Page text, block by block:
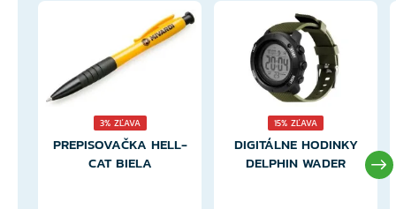
3% ZĽAVA
PREPISOVAČKA HELL-
CAT BIELA
15% ZĽAVA
DIGITÁLNE HODINKY
DELPHIN WADER